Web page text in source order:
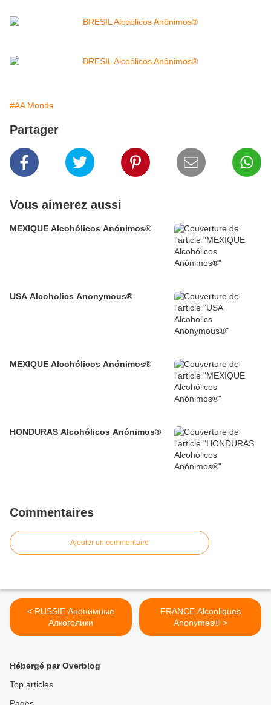
#AA Monde
Partager
Vous aimerez aussi
MEXIQUE Alcohólicos Anónimos®
USA Alcoholics Anonymous®
MEXIQUE Alcohólicos Anónimos®
HONDURAS Alcohólicos Anónimos®
Commentaires
Ajouter un commentaire
< RUSSIE Анонимные
Алкоголики
FRANCE Alcooliques
Anonymes® >
Hébergé par Overblog
Top articles